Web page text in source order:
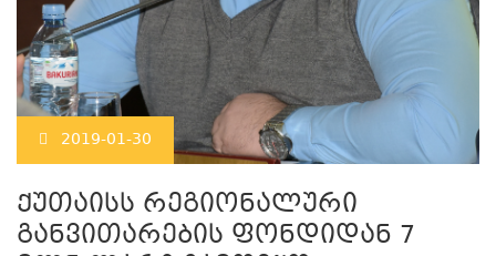
2019-01-30
ქუთაისს რეგიონალური
განვითარების ფონდიდან 7